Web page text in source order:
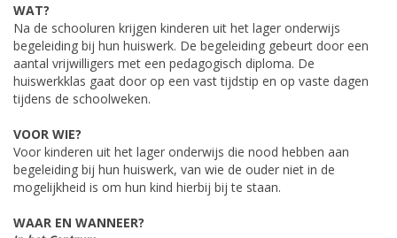
WAT?
Na de schooluren krijgen kinderen uit het lager onderwijs
begeleiding bij hun huiswerk. De begeleiding gebeurt door een
aantal vrijwilligers met een pedagogisch diploma. De
huiswerkklas gaat door op een vast tijdstip en op vaste dagen
tijdens de schoolweken.
VOOR WIE?
Voor kinderen uit het lager onderwijs die nood hebben aan
begeleiding bij hun huiswerk, van wie de ouder niet in de
mogelijkheid is om hun kind hierbij bij te staan.
WAAR EN WANNEER?